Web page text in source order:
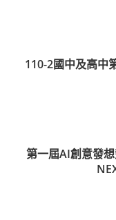
110-2國中及高中
第一屆AI創意發